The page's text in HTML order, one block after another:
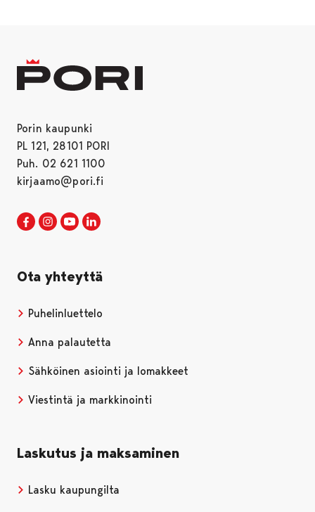
Porin kaupunki
PL 121, 28101 PORI
Puh. 02 621 1100
kirjaamo@pori.fi
Porin kaupunki Facebookissa
Avautuu uudessa välilehdessä
Porin kaupunki Instagramissa
Avautuu uudessa välilehdessä
Porin kaupunki Youtubessa
Avautuu uudessa välilehdessä
Ota yhteyttä
Puhelinluettelo
Anna palautetta
Sähköinen asiointi ja lomakkeet
Viestintä ja markkinointi
Laskutus ja maksaminen
Lasku kaupungilta